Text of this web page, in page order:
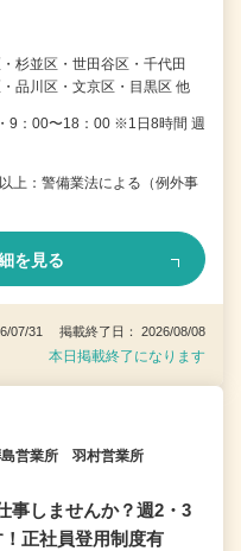
杉並区・世田谷区・千代田
品川区・文京区・目黒区 他
9：00〜18：00 ※1日8時間 週
上：警備業法による（例外事
を見る
07/31 掲載終了日： 2026/08/08
本日掲載終了になります
営業所 羽村営業所
事しませんか？週2・3
正社員登用制度有